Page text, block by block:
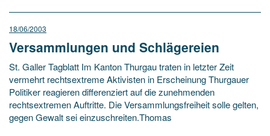
18/06/2003
Versammlungen und Schlägereien
St. Galler Tagblatt Im Kanton Thurgau traten in letzter Zeit
vermehrt rechtsextreme Aktivisten in Erscheinung Thurgauer
Politiker reagieren differenziert auf die zunehmenden
rechtsextremen Auftritte. Die Versammlungsfreiheit solle gelten,
gegen Gewalt sei einzuschreiten.Thomas